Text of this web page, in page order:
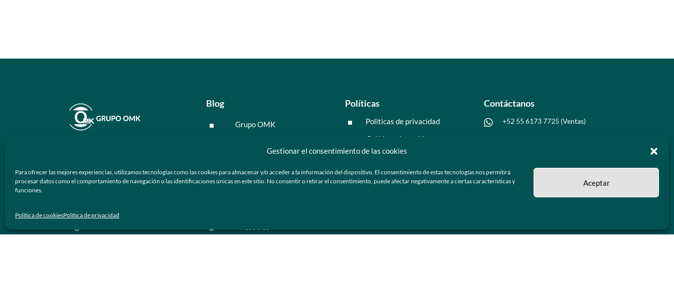
Gestionar el consentimiento de las cookies
Para ofrecer las mejores experiencias, utilizamos tecnologías como las cookies para almacenar y/o acceder a la información del dispositivo. El consentimiento de estas tecnologías nos permitirá
procesar datos como el comportamiento de navegación o las identificaciones únicas en este sitio. No consentir o retirar el consentimiento, puede afectar negativamente a ciertas características y
funciones.
Aceptar
Política de cookiesPolítica de privacidad
ópticos y lentes de sol de calidad y
Blog
^ Grupo OMK
^ Tecnología
^
Políticas
^ Politicas de privacidad
Políticas de cookies
Preguntas frecuentes
Contáctanos
 +52 55 6173 7725 (Ventas)